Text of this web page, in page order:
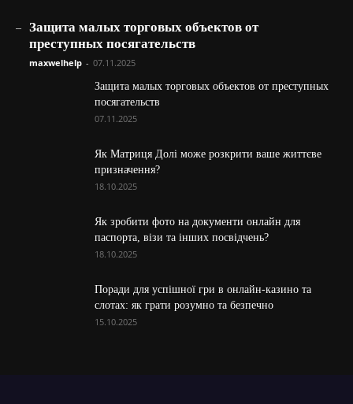
Защита малых торговых объектов от
преступных посягательств
maxwelhelp - 07.11.2025
Защита малых торговых объектов от преступных
посягательств
07.11.2025
Як Матриця Долі може розкрити ваше життєве
призначення?
18.10.2025
Як зробити фото на документи онлайн для
паспорта, візи та інших посвідчень?
18.10.2025
Поради для успішної гри в онлайн-казино та
слотах: як грати розумно та безпечно
15.10.2025